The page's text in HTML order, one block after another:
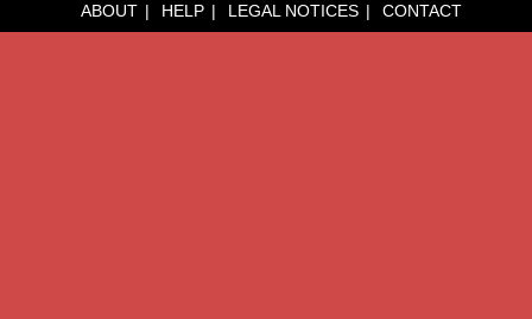
ABOUT HELP LEGAL NOTICES CONTACT